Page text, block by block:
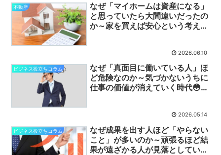
不動産
なぜ「マイホームは資産になる」
と思っていたら大間違いだったの
か～家を買えば安心という考えが
2026.06.10
ビジネス役立ちコラム
なぜ「真面目に働いている人」ほ
ど危険なのか～気づかないうちに
仕事の価値が消えていく時代😳📉
2026.05.14
ビジネス役立ちコラム
なぜ成果を出す人ほど「やらない
こと」が多いのか～頑張るほど結
果が遠ざかる人が見落としている